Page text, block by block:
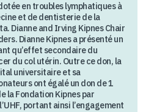
en troubles lymphatiques à
et de dentisterie de la
Dianne and Irving Kipnes Chair
Dianne Kipnes a présenté un
qu’effet secondaire du
du col utérin. Outre ce don, la
universitaire et sa
ont égalé un don de 1
la Fondation Kipnes par
portant ainsi l’engagement